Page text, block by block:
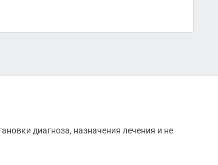
диагноза, назначения лечения и не